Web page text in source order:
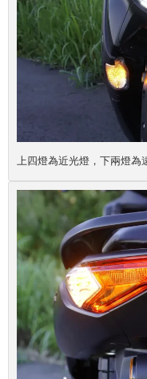
上四燈為近光燈，下兩燈為